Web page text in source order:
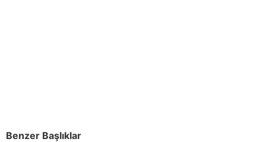
Benzer Başlıklar